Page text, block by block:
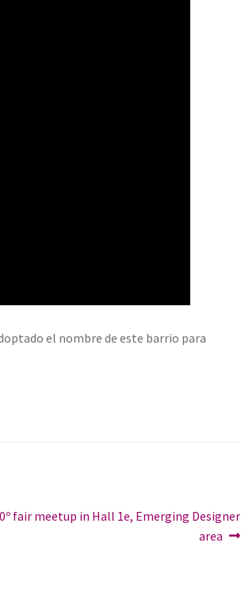
el nombre de este barrio para
fair meetup in Hall 1e, Emerging Designer
area